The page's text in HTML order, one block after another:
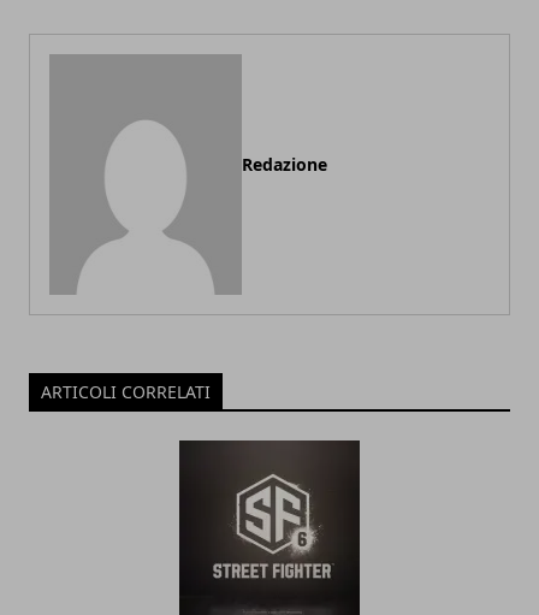
Redazione
ARTICOLI CORRELATI